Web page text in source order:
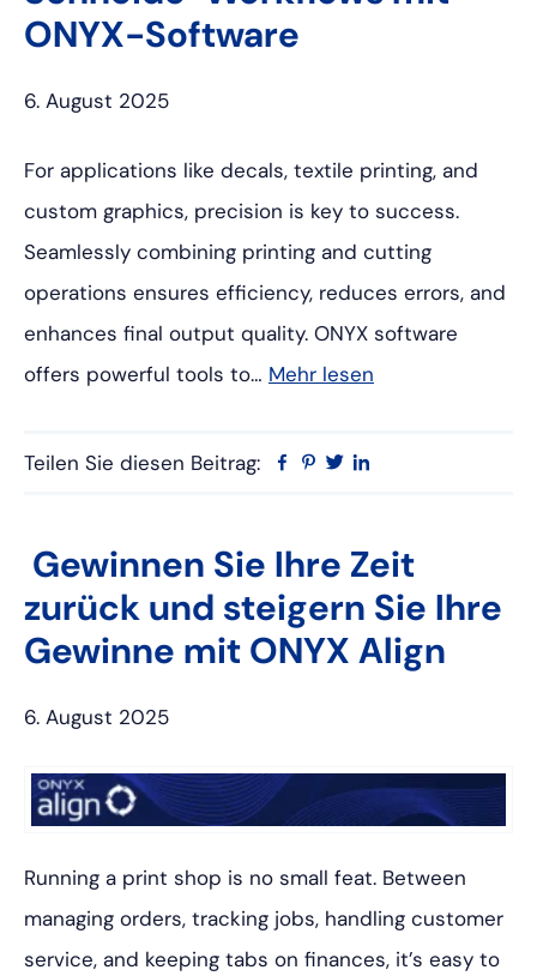
ONYX-Software
6. August 2025
For applications like decals, textile printing, and
custom graphics, precision is key to success.
Seamlessly combining printing and cutting
operations ensures efficiency, reduces errors, and
enhances final output quality. ONYX software
offers powerful tools to… Mehr lesen
Teilen Sie diesen Beitrag: Facebook
Pinterest
Twitter
Gewinnen Sie Ihre Zeit
zurück und steigern Sie Ihre
Gewinne mit ONYX Align
6. August 2025
Running a print shop is no small feat. Between
managing orders, tracking jobs, handling customer
service, and keeping tabs on finances, it’s easy to